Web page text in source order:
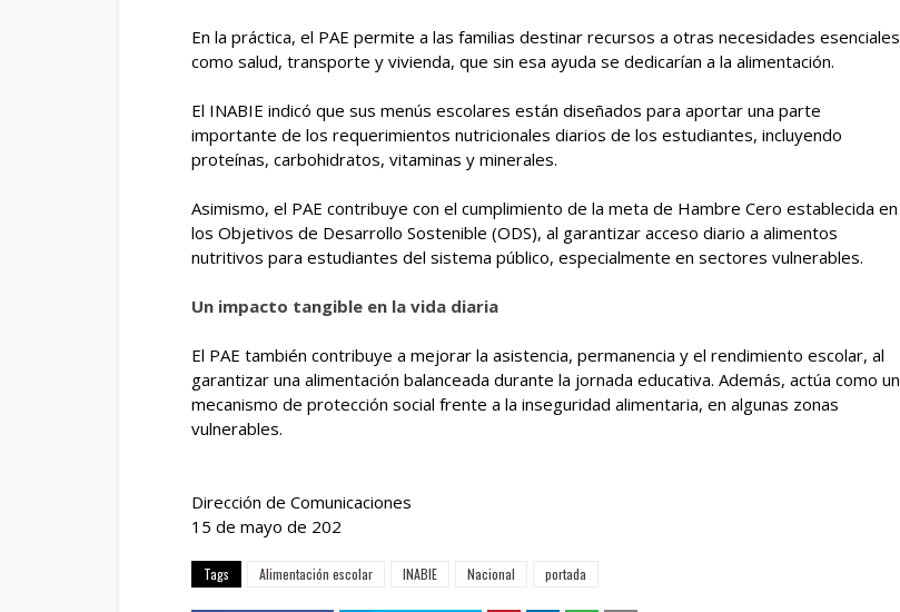
En la práctica, el PAE permite a las familias destinar recursos a otras necesidades esenciales
como salud, transporte y vivienda, que sin esa ayuda se dedicarían a la alimentación.
El INABIE indicó que sus menús escolares están diseñados para aportar una parte
importante de los requerimientos nutricionales diarios de los estudiantes, incluyendo
proteínas, carbohidratos, vitaminas y minerales.
Asimismo, el PAE contribuye con el cumplimiento de la meta de Hambre Cero establecida en
los Objetivos de Desarrollo Sostenible (ODS), al garantizar acceso diario a alimentos
nutritivos para estudiantes del sistema público, especialmente en sectores vulnerables.
Un impacto tangible en la vida diaria
El PAE también contribuye a mejorar la asistencia, permanencia y el rendimiento escolar, al
garantizar una alimentación balanceada durante la jornada educativa. Además, actúa como un
mecanismo de protección social frente a la inseguridad alimentaria, en algunas zonas
vulnerables.
Dirección de Comunicaciones
15 de mayo de 202
Tags Alimentación escolar INABIE Nacional portada